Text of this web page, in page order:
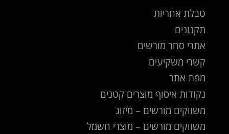
טבלת אחריות
תקנונים
אתרי סחר מורשים
קשרי משקיעים
מפת אתר
נקודות איסוף מוצרים קטנים
משווקים מורשים – מיזוג
משווקים מורשים – מוצרי חשמל